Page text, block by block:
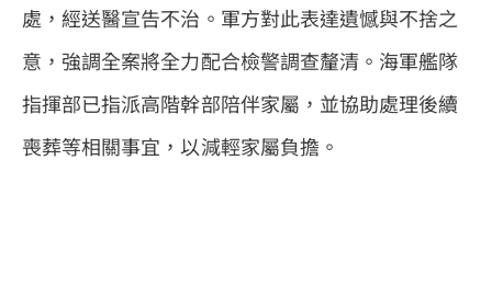
處，經送醫宣告不治。軍方對此表達遺憾與不捨之
意，強調全案將全力配合檢警調查釐清。海軍艦隊
指揮部已指派高階幹部陪伴家屬，並協助處理後續
喪葬等相關事宜，以減輕家屬負擔。